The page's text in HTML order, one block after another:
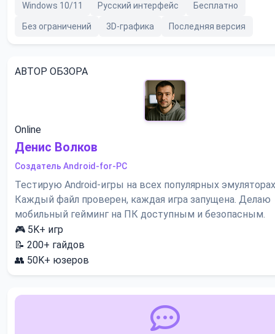
Windows 10/11 Русский интерфейс Бесплатно
Без ограничений 3D-графика Последняя версия
АВТОР ОБЗОРА
Online
Денис Волков
Создатель Android-for-PC
Тестирую Android-игры на всех популярных
Каждый файл проверен, каждая игра запущена. Делаю
мобильный гейминг на ПК доступным и безопасным.
🎮 5K+ игр
📝 200+ гайдов
👥 50K+ юзеров